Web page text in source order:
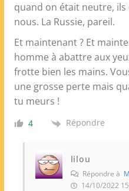
quand on était neutre,
nous. La Russie, pareil.
Et maintenant ? Et
homme à abattre aux
frotte bien les mains.
une grosse perte mais
tu meurs !
4 Répondre
lilou
Répondre à
14/10/2022